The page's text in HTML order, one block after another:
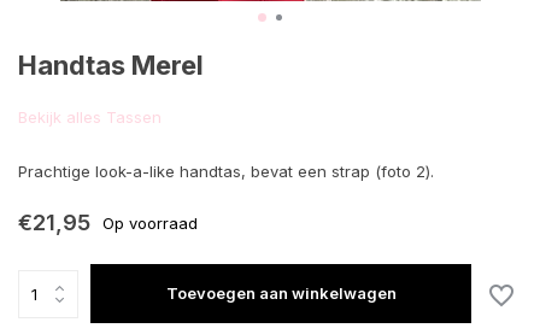
Handtas Merel
Bekijk alles Tassen
Prachtige look-a-like handtas, bevat een strap (foto 2).
€21,95 Op voorraad
Toevoegen aan winkelwagen